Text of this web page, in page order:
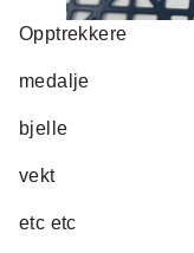
Opptrekkere
medalje
bjelle
vekt
etc etc